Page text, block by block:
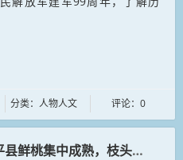
分类：人物人文 评论：0
鲜桃集中成熟，枝头硕果累累